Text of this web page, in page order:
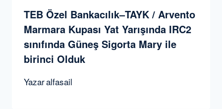
TEB Özel Bankacılık–TAYK / Arvento
Marmara Kupası Yat Yarışında IRC2
sınıfında Güneş Sigorta Mary ile
birinci Olduk
Yazaralfasail